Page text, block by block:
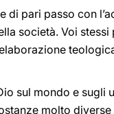
di pari passo con
società. Voi stessi
sul mondo e sugli
molto